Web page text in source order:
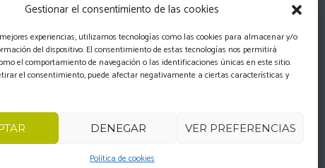
Gestionar el consentimiento de las cookies
experiencias, utilizamos tecnologías como las cookies para almacenar y/o
del dispositivo. El consentimiento de estas tecnologías nos permitirá
el comportamiento de navegación o las identificaciones únicas en este sitio.
el consentimiento, puede afectar negativamente a ciertas características y
DENEGAR VER PREFERENCIAS
Política de cookies